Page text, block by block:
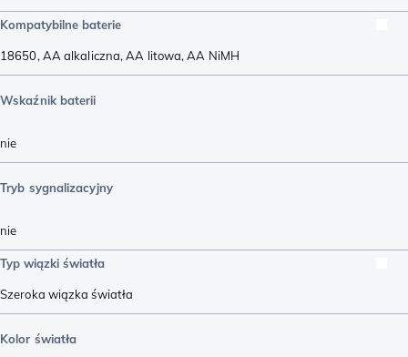
Kompatybilne baterie
18650, AA alkaliczna,AA litowa,AA NiMH
Wskaźnik baterii
nie
Tryb sygnalizacyjny
nie
Typ wiązki światła
Szeroka wiązka światła
Kolor światła